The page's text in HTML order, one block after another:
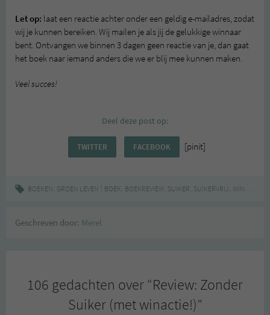
Let op: laat een reactie achter onder een geldig e-mailadres, zodat
wij je kunnen bereiken. Wij mailen je als jij de gelukkige winnaar
bent. Ontvangen we binnen 3 dagen geen reactie van je, dan gaat
het boek naar iemand anders die we er blij mee kunnen maken.
Veel succes!
Deel deze post op:
TWITTER FACEBOOK [pinit]
BOEKEN, GROEN LEVEN BOEK, BOEKREVIEW, SUIKER, SUIKERVRIJ, WINACTIE
Geschreven door: Merel
106 gedachten over “Review: Zonder
Suiker (met winactie!)”